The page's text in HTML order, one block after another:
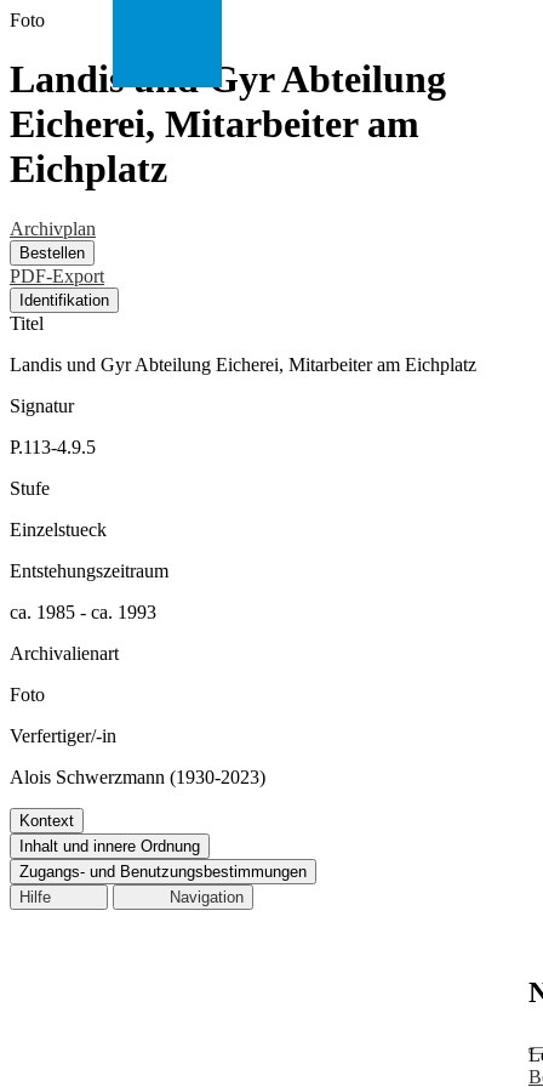
Foto
Landis und Gyr Abteilung
Eicherei, Mitarbeiter am
Eichplatz
Archivplan
Bestellen
PDF-Export
Identifikation
Titel
Landis und Gyr Abteilung Eicherei, Mitarbeiter am Eichplatz
Signatur
P.113-4.9.5
Stufe
Einzelstueck
Entstehungszeitraum
ca. 1985 - ca. 1993
Archivalienart
Foto
Verfertiger/-in
Alois Schwerzmann (1930-2023)
Kontext
Inhalt und innere Ordnung
Zugangs- und Benutzungsbestimmungen
Hilfe
Navigation